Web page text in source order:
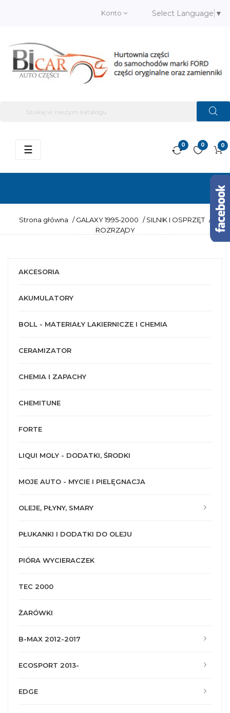
Konto Select Language ▼
0
0
0
Przełącz
☰
Strona główna / GALAXY 1995-2000 / SILNIK I OSPRZĘT /
ROZRZĄDY
AKCESORIA
AKUMULATORY
BOLL - MATERIAŁY LAKIERNICZE I CHEMIA
CERAMIZATOR
CHEMIA I ZAPACHY
CHEMITUNE
FORTE
LIQUI MOLY - DODATKI, ŚRODKI
MOJE AUTO - MYCIE I PIELĘGNACJA
OLEJE, PŁYNY, SMARY
PŁUKANKI I DODATKI DO OLEJU
PIÓRA WYCIERACZEK
TEC 2000
ŻARÓWKI
B-MAX 2012-2017
ECOSPORT 2013-
EDGE